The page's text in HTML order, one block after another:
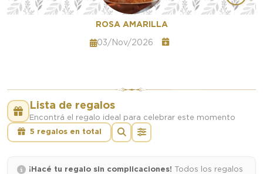
ROSA AMARILLA
03/Nov/2026
Lista de regalos
Encontrá el regalo ideal para celebrar este momento
5 regalos en total
¡Hacé tu regalo sin complicaciones! Todos los regalos